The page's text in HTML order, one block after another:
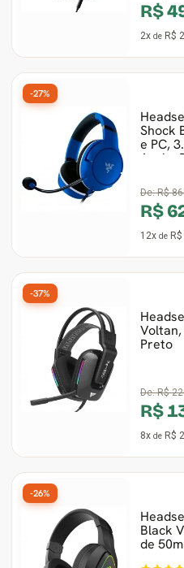
R$
2x de R$
Shock
e PC,
Azul e
De:R$
R$
12x de
-27%
Voltan,
Preto
De:R$
R$
8x de R$
-37%
Black
de
-26%